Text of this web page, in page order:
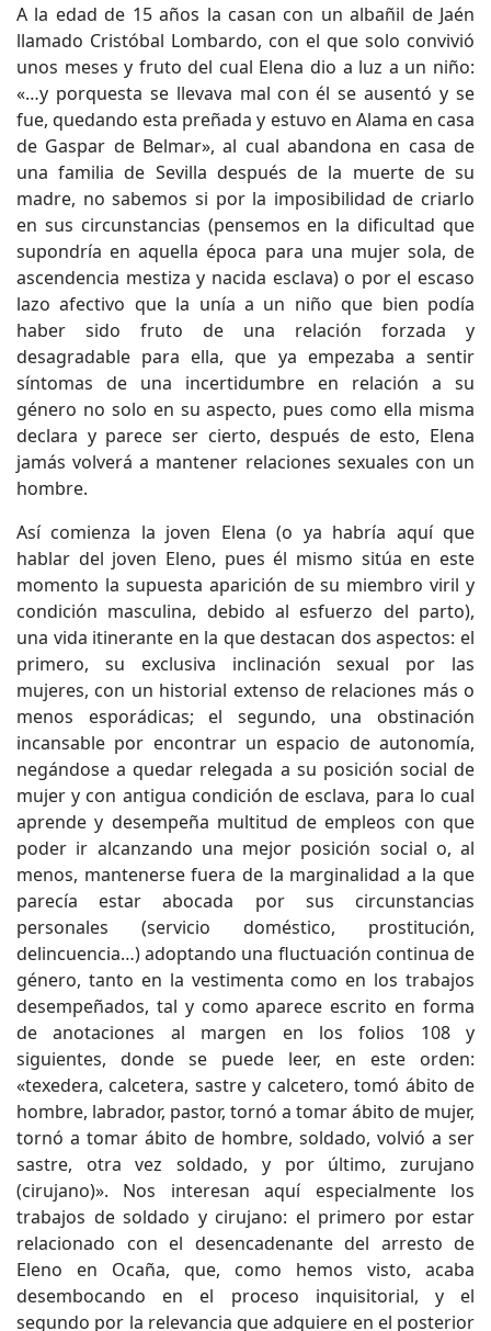
A la edad de 15 años la casan con un albañil de Jaén
llamado Cristóbal Lombardo, con el que solo convivió
unos meses y fruto del cual Elena dio a luz a un niño:
«…y porquesta se llevava mal con él se ausentó y se
fue, quedando esta preñada y estuvo en Alama en casa
de Gaspar de Belmar», al cual abandona en casa de
una familia de Sevilla después de la muerte de su
madre, no sabemos si por la imposibilidad de criarlo
en sus circunstancias (pensemos en la dificultad que
supondría en aquella época para una mujer sola, de
ascendencia mestiza y nacida esclava) o por el escaso
lazo afectivo que la unía a un niño que bien podía
haber sido fruto de una relación forzada y
desagradable para ella, que ya empezaba a sentir
síntomas de una incertidumbre en relación a su
género no solo en su aspecto, pues como ella misma
declara y parece ser cierto, después de esto, Elena
jamás volverá a mantener relaciones sexuales con un
hombre.
Así comienza la joven Elena (o ya habría aquí que
hablar del joven Eleno, pues él mismo sitúa en este
momento la supuesta aparición de su miembro viril y
condición masculina, debido al esfuerzo del parto),
una vida itinerante en la que destacan dos aspectos: el
primero, su exclusiva inclinación sexual por las
mujeres, con un historial extenso de relaciones más o
menos esporádicas; el segundo, una obstinación
incansable por encontrar un espacio de autonomía,
negándose a quedar relegada a su posición social de
mujer y con antigua condición de esclava, para lo cual
aprende y desempeña multitud de empleos con que
poder ir alcanzando una mejor posición social o, al
menos, mantenerse fuera de la marginalidad a la que
parecía estar abocada por sus circunstancias
personales (servicio doméstico, prostitución,
delincuencia…) adoptando una fluctuación continua de
género, tanto en la vestimenta como en los trabajos
desempeñados, tal y como aparece escrito en forma
de anotaciones al margen en los folios 108 y
siguientes, donde se puede leer, en este orden:
«texedera, calcetera, sastre y calcetero, tomó ábito de
hombre, labrador, pastor, tornó a tomar ábito de mujer,
tornó a tomar ábito de hombre, soldado, volvió a ser
sastre, otra vez soldado, y por último, zurujano
(cirujano)». Nos interesan aquí especialmente los
trabajos de soldado y cirujano: el primero por estar
relacionado con el desencadenante del arresto de
Eleno en Ocaña, que, como hemos visto, acaba
desembocando en el proceso inquisitorial, y el
segundo por la relevancia que adquiere en el posterior